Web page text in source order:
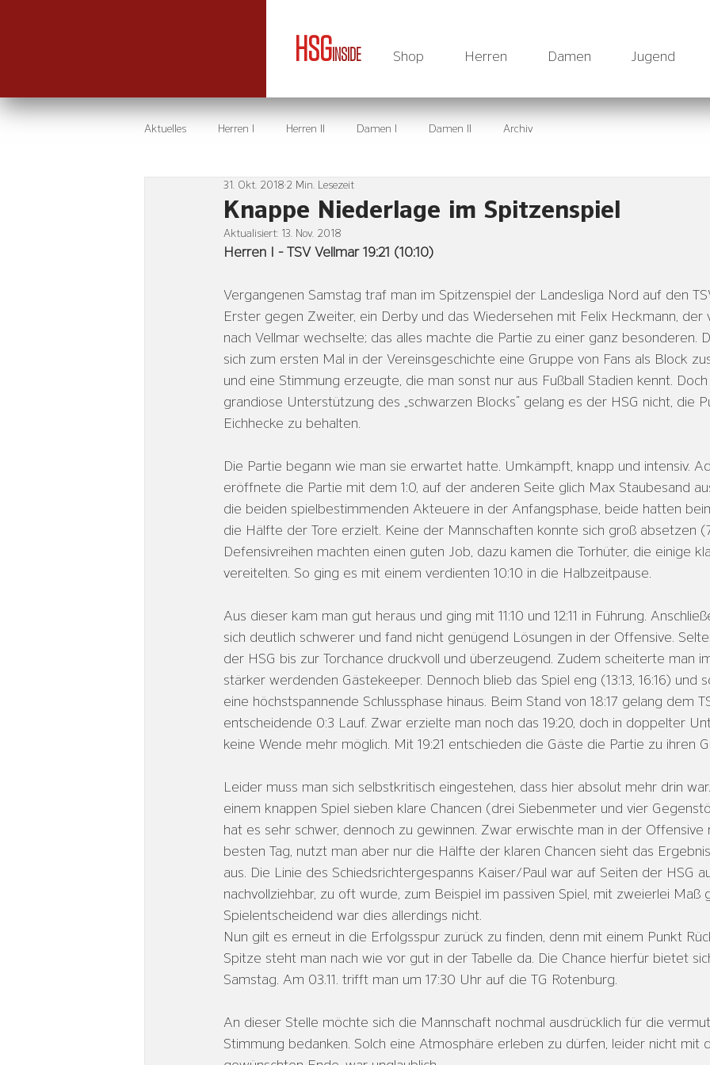
HSG INSIDE Shop Herren Damen Jugend
Aktuelles Herren I Herren II Damen I Damen II Archiv
Knappe Niederlage im Spitzenspiel
31. Okt. 2018 2 Min. Lesezeit
Aktualisiert: 13. Nov. 2018
Herren I - TSV Vellmar 19:21 (10:10)
Vergangenen Samstag traf man im Spitzenspiel der Landesliga Nord auf den
Erster gegen Zweiter, ein Derby und das Wiedersehen mit Felix Heckmann, der
nach Vellmar wechselte; das alles machte die Partie zu einer ganz besonderen.
sich zum ersten Mal in der Vereinsgeschichte eine Gruppe von Fans als Block
und eine Stimmung erzeugte, die man sonst nur aus Fußball Stadien kennt.
grandiose Unterstützung des „schwarzen Blocks“ gelang es der HSG nicht, die
Eichhecke zu behalten.
Die Partie begann wie man sie erwartet hatte. Umkämpft, knapp und intensiv.
eröffnete die Partie mit dem 1:0, auf der anderen Seite glich Max Staubesand
die beiden spielbestimmenden Akteuere in der Anfangsphase, beide hatten
die Hälfte der Tore erzielt. Keine der Mannschaften konnte sich groß absetzen
Defensivreihen machten einen guten Job, dazu kamen die Torhüter, die einige
vereitelten. So ging es mit einem verdienten 10:10 in die Halbzeitpause.
Aus dieser kam man gut heraus und ging mit 11:10 und 12:11 in Führung.
sich deutlich schwerer und fand nicht genügend Lösungen in der Offensive.
der HSG bis zur Torchance druckvoll und überzeugend. Zudem scheiterte man
stärker werdenden Gästekeeper. Dennoch blieb das Spiel eng (13:13, 16:16) und
eine höchstspannende Schlussphase hinaus. Beim Stand von 18:17 gelang dem
entscheidende 0:3 Lauf. Zwar erzielte man noch das 19:20, doch in doppelter
keine Wende mehr möglich. Mit 19:21 entschieden die Gäste die Partie zu ihren
Leider muss man sich selbstkritisch eingestehen, dass hier absolut mehr drin
einem knappen Spiel sieben klare Chancen (drei Siebenmeter und vier
hat es sehr schwer, dennoch zu gewinnen. Zwar erwischte man in der Offensive
besten Tag, nutzt man aber nur die Hälfte der klaren Chancen sieht das
aus. Die Linie des Schiedsrichtergespanns Kaiser/Paul war auf Seiten der HSG
nachvollziehbar, zu oft wurde, zum Beispiel im passiven Spiel, mit zweierlei Maß
Spielentscheidend war dies allerdings nicht.
Nun gilt es erneut in die Erfolgsspur zurück zu finden, denn mit einem Punkt
Spitze steht man nach wie vor gut in der Tabelle da. Die Chance hierfür bietet
Samstag. Am 03.11. trifft man um 17:30 Uhr auf die TG Rotenburg.
An dieser Stelle möchte sich die Mannschaft nochmal ausdrücklich für die
Stimmung bedanken. Solch eine Atmosphäre erleben zu dürfen, leider nicht mit